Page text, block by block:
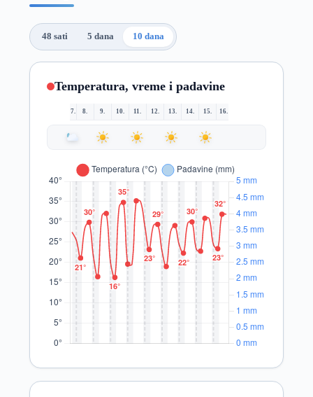
48 sati 5 dana 10 dana
Temperatura, vreme i padavine
7. 8. 9. 10. 11. 12. 13. 14. 15. 16.